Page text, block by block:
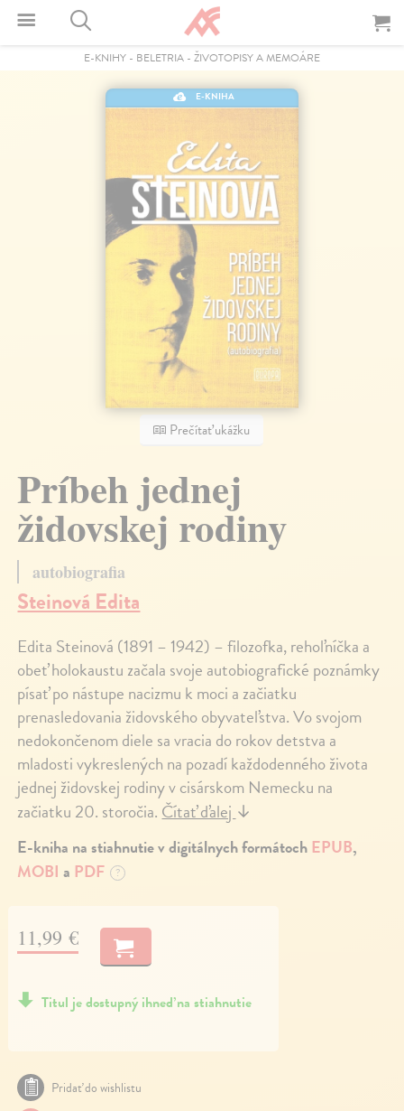
E-KNIHY - BELETRIA - ŽIVOTOPISY A MEMOÁRE
E-KNIHA
Prečítať ukážku
Príbeh jednej
židovskej rodiny
autobiografia
Steinová Edita
Edita Steinová (1891 – 1942) – filozofka, rehoľníčka a
obeť holokaustu začala svoje autobiografické poznámky
písať po nástupe nacizmu k moci a začiatku
prenasledovania židovského obyvateľstva. Vo svojom
nedokončenom diele sa vracia do rokov detstva a
mladosti vykreslených na pozadí každodenného života
jednej židovskej rodiny v cisárskom Nemecku na
začiatku 20. storočia.Čítať ďalej↓
E-kniha na stiahnutie v digitálnych formátochEPUB,
MOBI a PDF ?
11,99 €
Titul je dostupný ihneď na stiahnutie
Pridať do wishlistu